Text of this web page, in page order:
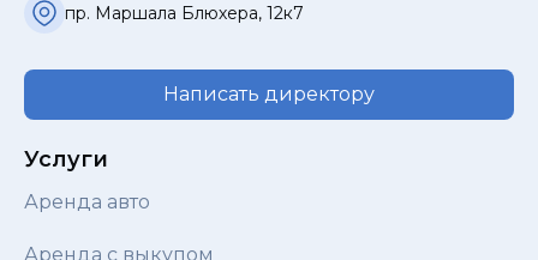
Услуги
Аренда авто
Аренда с выкупом
пр. Маршала Блюхера, 12к7
Написать директору